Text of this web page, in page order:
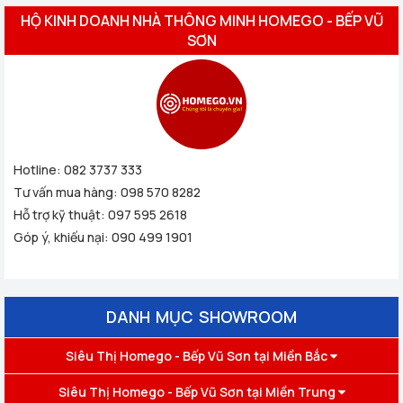
HỘ KINH DOANH NHÀ THÔNG MINH HOMEGO - BẾP VŨ
SƠN
Hotline: 082 3737 333
Tư vấn mua hàng: 098 570 8282
Hỗ trợ kỹ thuật: 097 595 2618
Góp ý, khiếu nại: 090 499 1901
DANH MỤC SHOWROOM
Siêu Thị Homego - Bếp Vũ Sơn tại Miền Bắc
Siêu Thị Homego - Bếp Vũ Sơn tại Miền Trung